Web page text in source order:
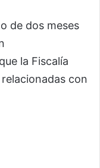
de dos meses
la Fiscalía
con